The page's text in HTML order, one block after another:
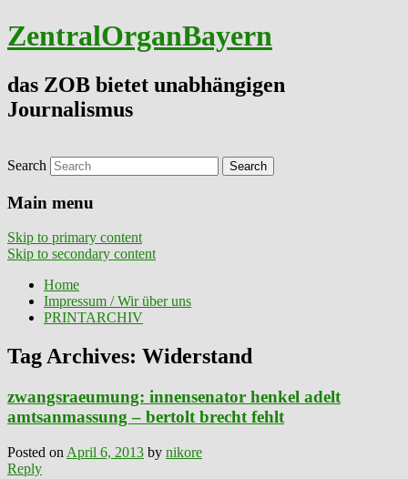
ZentralOrganBayern
das ZOB bietet unabhängigen
Journalismus
Search
Main menu
Skip to primary content
Skip to secondary content
Home
Impressum / Wir über uns
PRINTARCHIV
Tag Archives: Widerstand
zwangsraeumung: innensenator henkel adelt
amtsanmassung – bertolt brecht fehlt
Posted on April 6, 2013 by nikore
Reply